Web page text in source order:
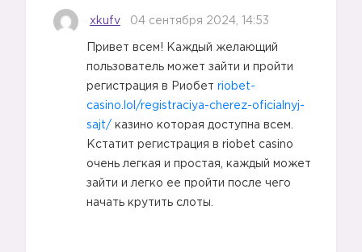
xkufv 04 сентября 2024, 14:53
Привет всем! Каждый желающий
пользователь может зайти и пройти
регистрация в Риобет riobet-
casino.lol/registraciya-cherez-oficialnyj-
sajt/ казино которая доступна всем.
Кстатит регистрация в riobet casino
очень легкая и простая, каждый может
зайти и легко ее пройти после чего
начать крутить слоты.